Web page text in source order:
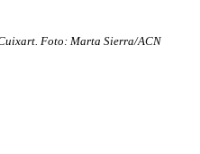
Foto: Marta Sierra/ACN